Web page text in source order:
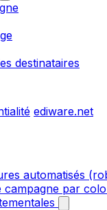
destinataires
automatisés
campagne par
ediware.net